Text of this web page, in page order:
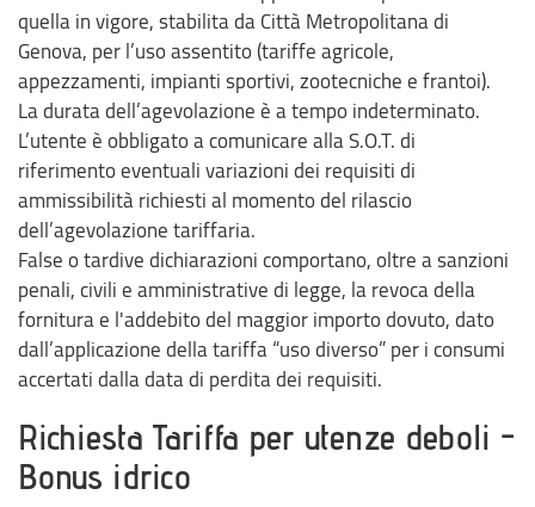
quella in vigore, stabilita da Città Metropolitana di
Genova, per l’uso assentito (tariffe agricole,
appezzamenti, impianti sportivi, zootecniche e frantoi).
La durata dell’agevolazione è a tempo indeterminato.
L’utente è obbligato a comunicare alla S.O.T. di
riferimento eventuali variazioni dei requisiti di
ammissibilità richiesti al momento del rilascio
dell’agevolazione tariffaria.
False o tardive dichiarazioni comportano, oltre a sanzioni
penali, civili e amministrative di legge, la revoca della
fornitura e l'addebito del maggior importo dovuto, dato
dall’applicazione della tariffa “uso diverso” per i consumi
accertati dalla data di perdita dei requisiti.
Richiesta Tariffa per utenze deboli -
Bonus idrico